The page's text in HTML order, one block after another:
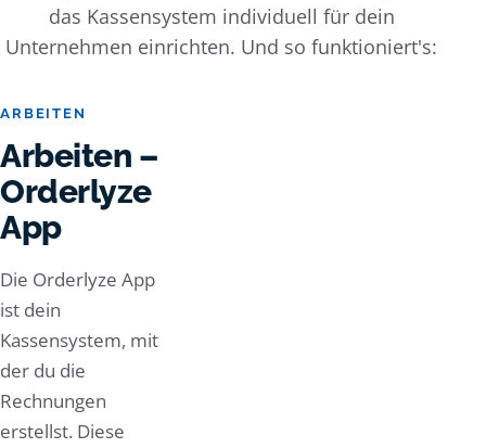
das Kassensystem individuell für dein
Unternehmen einrichten. Und so funktioniert's:
ARBEITEN
Arbeiten –
Orderlyze
App
Die Orderlyze App
ist dein
Kassensystem, mit
der du die
Rechnungen
erstellst. Diese